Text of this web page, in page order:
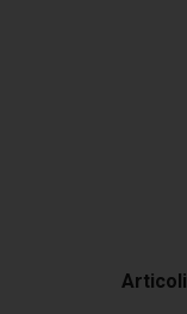
Articoli